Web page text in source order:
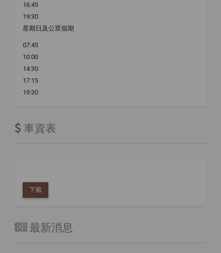
16:45
19:30
星期日及公眾假期
07:45
10:00
14:30
17:15
19:30
車資表
下載
最新消息